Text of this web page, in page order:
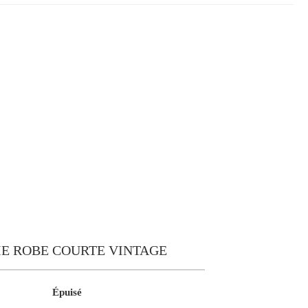
ROBE COURTE VINTAGE
Épuisé